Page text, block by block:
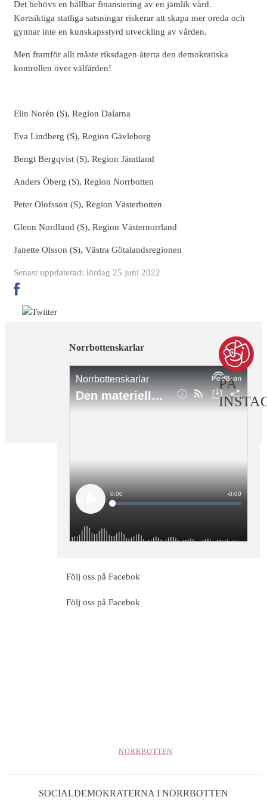
Det behövs en hållbar finansiering av en jämlik vård.
Kortsiktiga statliga satsningar riskerar att skapa mer oreda och
gynnar inte en kunskapsstyrd utveckling av vården.
Men framför allt måste riksdagen återta den demokratiska
kontrollen över välfärden!
Elin Norén (S), Region Dalarna
Eva Lindberg (S), Region Gävleborg
Bengt Bergqvist (S), Region Jämtland
Anders Öberg (S), Region Norrbotten
Peter Olofsson (S), Region Västerbotten
Glenn Nordlund (S), Region Västernorrland
Janette Olsson (S), Västra Götalandsregionen
Senast uppdaterad: lördag 25 juni 2022
Norrbottenskarlar
Följ oss på Facebok
Följ oss på Facebok
PÅ
NORRBOTTEN
SOCIALDEMOKRATERNA I NORRBOTTEN